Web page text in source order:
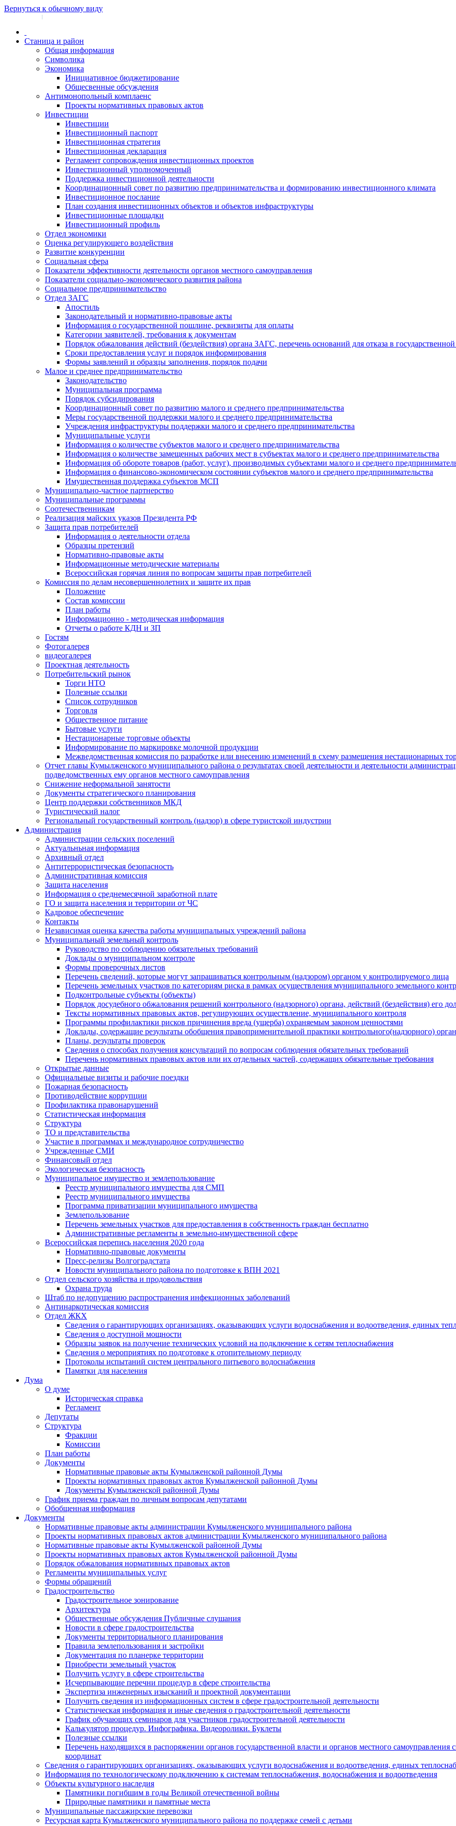
Вернуться к обычному виду
|
Станица и район
Общая информация
Символика
Экономика
Инициативное бюджетирование
Общесвенные обсуждения
Антимонопольный комплаенс
Проекты нормативных правовых актов
Инвестиции
Инвестиции
Инвестиционный паспорт
Инвестиционная стратегия
Инвестиционная декларация
Регламент сопровождения инвестиционных проектов
Инвестиционный уполномоченный
Поддержка инвестиционной деятельности
Координационный совет по развитию предпринимательства и формированию инвестиционного климата
Инвестиционное послание
План создания инвестиционных объектов и объектов инфраструктуры
Инвестиционные площадки
Инвестиционный профиль
Отдел экономики
Оценка регулирующего воздействия
Развитие конкуренции
Социальная сфера
Показатели эффективности деятельности органов местного самоуправления
Показатели социально-экономического развития района
Социальное предпринимательство
Отдел ЗАГС
Апостиль
Законодательный и нормативно-правовые акты
Информация о государственной пошлине, реквизиты для оплаты
Категории заявителей, требования к документам
Порядок обжалования действий (бездействия) органа ЗАГС, перечень оснований для отказа в
Сроки предоставления услуг и порядок информирования
Формы заявлений и образцы заполнения, порядок подачи
Малое и среднее предпринимательство
Законодательство
Муниципальная программа
Порядок субсидирования
Координационный совет по развитию малого и среднего предпринимательства
Меры государственной поддержки малого и среднего предпринимательства
Учреждения инфраструктуры поддержки малого и среднего предпринимательства
Муниципальные услуги
Информация о количестве субъектов малого и среднего предпринимательства
Информация о количестве замещенных рабочих мест в субъектах малого и среднего предпринимательства
Информация об обороте товаров (работ, услуг), производимых субъектами малого и среднего
Информация о финансово-экономическом состоянии субъектов малого и среднего предпринимательства
Имущественная поддержка субъектов МСП
Муниципально-частное партнерство
Муниципальные программы
Соотечественникам
Реализация майских указов Президента РФ
Защита прав потребителей
Информация о деятельности отдела
Образцы претензий
Нормативно-правовые акты
Информационные методические материалы
Всероссийская горячая линия по вопросам защиты прав потребителей
Комиссия по делам несовершеннолетних и защите их прав
Положение
Состав комиссии
План работы
Информационно - методическая информация
Отчеты о работе КДН и ЗП
Гостям
Фотогалерея
видеогалерея
Проектная деятельность
Потребительский рынок
Торги НТО
Полезные ссылки
Список сотрудников
Торговля
Общественное питание
Бытовые услуги
Нестационарные торговые объекты
Информирование по маркировке молочной продукции
Межведомственная комиссия по разработке или внесению изменений в схему размещения нестационарных
Отчет главы Кумылженского муниципального района о результатах своей деятельности и деятельности
подведомственных ему органов местного самоуправления
Снижение неформальной занятости
Документы стратегического планирования
Центр поддержки собственников МКД
Туристический налог
Региональный государственный контроль (надзор) в сфере туристской индустрии
Администрация
Администрации сельских поселений
Актуальньная информация
Архивный отдел
Антитеррористическая безопасность
Административная комиссия
Защита населения
Информация о среднемесячной заработной плате
ГО и защита населения и территории от ЧС
Кадровое обеспечение
Контакты
Независимая оценка качества работы муниципальных учреждений района
Муниципальный земельный контроль
Руководство по соблюдению обязательных требований
Доклады о муниципальном контроле
Формы проверочных листов
Перечень сведений, которые могут запрашиваться контрольным (надзором) органом у контролируемого лица
Перечень земельных участков по категориям риска в рамках осуществления муниципального земельного
Подконтрольные субъекты (объекты)
Порядок досудебного обжалования решений контрольного (надзорного) органа, действий (бездействия) его
Тексты нормативных правовых актов, регулирующих осуществление, муниципального контроля
Программы профилактики рисков причинения вреда (ущерба) охраняемым законом ценностями
Доклады, содержащие результаты обобщения правоприменительной практики контрольного(надзорного)
Планы, результаты проверок
Сведения о способах получения консультаций по вопросам соблюдения обязательных требований
Перечень нормативных правовых актов или их отдельных частей, содержащих обязательные требования
Открытые данные
Официальные визиты и рабочие поездки
Пожарная безопасность
Противодействие коррупции
Профилактика правонарушений
Статистическая информация
Структура
ТО и представительства
Участие в программах и международное сотрудничество
Учрежденные СМИ
Финансовый отдел
Экологическая безопасность
Муниципальное имущество и землепользование
Реестр муниципального имущества для СМП
Реестр муниципального имущества
Программа приватизации муниципального имущества
Землепользование
Перечень земельных участков для предоставления в собственность граждан бесплатно
Административные регламенты в земельно-имущественной сфере
Всероссийская перепись населения 2020 года
Нормативно-правовые документы
Пресс-релизы Волгоградстата
Новости муниципального района по подготовке к ВПН 2021
Отдел сельского хозяйства и продовольствия
Охрана труда
Штаб по недопущению распространения инфекционных заболеваний
Антинаркотическая комиссия
Отдел ЖКХ
Сведения о гарантирующих организациях, оказывающих услуги водоснабжения и водоотведения, единых
Сведения о доступной мощности
Образцы заявок на получение технических условий на подключение к сетям теплоснабжения
Сведения о мероприятиях по подготовке к отопительному периоду
Протоколы испытаний систем центрального питьевого водоснабжения
Памятки для населения
Дума
О думе
Историческая справка
Регламент
Депутаты
Структура
Фракции
Комиссии
План работы
Документы
Нормативные правовые акты Кумылженской районной Думы
Проекты нормативных правовых актов Кумылженской районной Думы
Документы Кумылженской районной Думы
График приема граждан по личным вопросам депутатами
Обобщенная информация
Документы
Нормативные правовые акты администрации Кумылженского муниципального района
Проекты нормативных правовых актов администрации Кумылженского муниципального района
Нормативные правовые акты Кумылженской районной Думы
Проекты нормативных правовых актов Кумылженской районной Думы
Порядок обжалования нормативных правовых актов
Регламенты муниципальных услуг
Формы обращений
Градостроительство
Градостроительное зонирование
Архитектура
Общественные обсуждения Публичные слушания
Новости в сфере градостроительства
Документы территориального планирования
Правила землепользования и застройки
Документация по планерке территории
Приобрести земельный участок
Получить услугу в сфере строительства
Исчерпывающие перечни процедур в сфере строительства
Экспертиза инженерных изысканий и проектной документации
Получить сведения из информационных систем в сфере градостроительной деятельности
Статистическая информация и иные сведения о градостроительной деятельности
График обучающих семинаров для участников градостроительной деятельности
Калькулятор процедур. Инфографика. Видеоролики. Буклеты
Полезные ссылки
Перечень находящихся в распоряжении органов государственной власти и органов местного
координат
Сведения о гарантирующих организациях, оказывающих услуги водоснабжения и водоотведения, единых
Информация по технологическому подключению к системам теплоснабжения, водоснабжения и водоотведения
Объекты культурного наследия
Памятники погибшим в годы Великой отечественной войны
Природные памятники и памятные места
Муниципальные пассажирские перевозки
Ресурсная карта Кумылженского муниципального района по поддержке семей с детьми